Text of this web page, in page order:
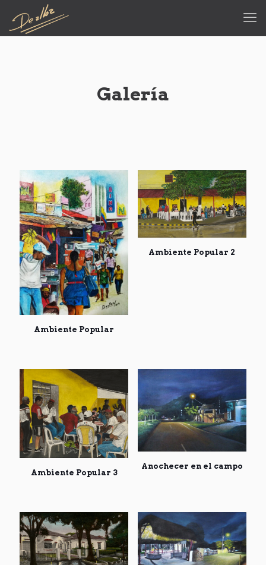
Galería
Ambiente Popular
Ambiente Popular 2
Ambiente Popular 3
Anochecer en el campo